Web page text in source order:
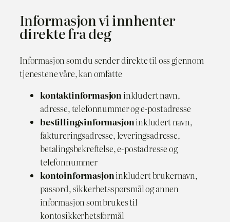
Informasjon vi innhenter
direkte fra deg
Informasjon som du sender direkte til oss gjennom
tjenestene våre, kan omfatte
kontaktinformasjon inkludert navn,
adresse, telefonnummer og e-postadresse
bestillingsinformasjoninkludert navn,
faktureringsadresse, leveringsadresse,
betalingsbekreftelse, e-postadresse og
telefonnummer
kontoinformasjoninkludert brukernavn,
passord, sikkerhetsspørsmål og annen
informasjon som brukes til
kontosikkerhetsformål